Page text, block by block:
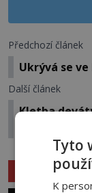
Předchozí článek
Ukrývá se
Další článek
Kletba
Související
Tyto
K